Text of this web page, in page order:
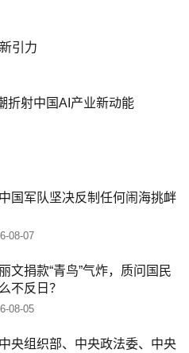
引力
折射中国AI产业新动能
国军队坚决反制任何闹海挑衅
08-07
文捐款“青鸟”气炸，质问国民
不反日？
08-05
央组织部、中央政法委、中央